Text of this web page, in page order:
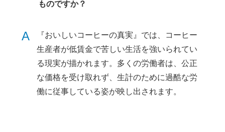
ものですか？
A
『おいしいコーヒーの真実』では、コーヒー
生産者が低賃金で苦しい生活を強いられてい
る現実が描かれます。多くの労働者は、公正
な価格を受け取れず、生計のために過酷な労
働に従事している姿が映し出されます。